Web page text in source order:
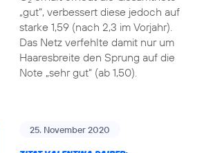
„gut“, verbessert diese jedoch auf
starke 1,59 (nach 2,3 im Vorjahr).
Das Netz verfehlte damit nur um
Haaresbreite den Sprung auf die
Note „sehr gut“ (ab 1,50).
25. November 2020